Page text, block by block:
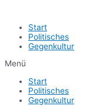
Start
Politisches
Gegenkultur
Menü
Start
Politisches
Gegenkultur